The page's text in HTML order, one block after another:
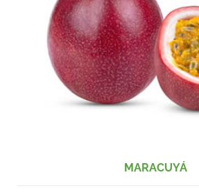
MARACUYÁ